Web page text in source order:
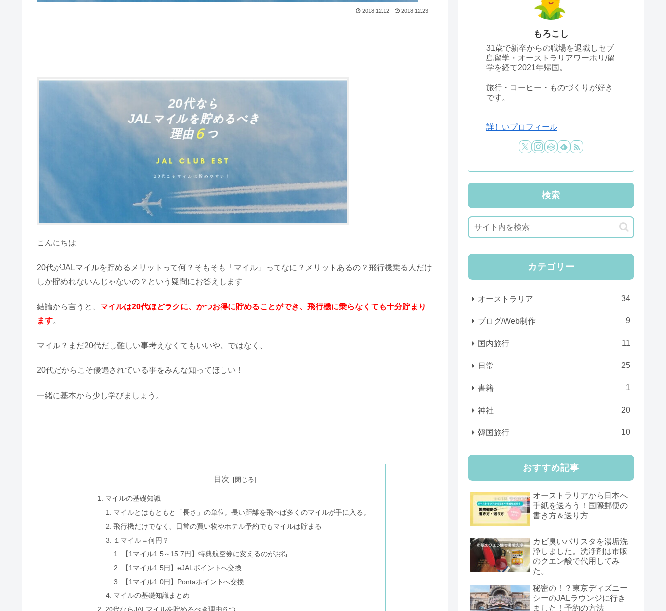
2018.12.12 2018.12.23
こんにちは
20代がJALマイルを貯めるメリットって何？そもそも「マイル」ってなに？メリットあるの？飛行機乗る人だけ
しか貯めれないんじゃないの？という疑問にお答えします
結論から言うと、 マイルは20代ほどラクに、かつお得に貯めることができ、飛行機に乗らなくても十分貯まり
ます。
マイル？まだ20代だし難しい事考えなくてもいいや。ではなく、
20代だからこそ優遇されている事をみんな知ってほしい！
一緒に基本から少し学びましょう。
目次
マイルの基礎知識
マイルとはもともと「長さ」の単位。長い距離を飛べば多くのマイルが手に入る。
飛行機だけでなく、日常の買い物やホテル予約でもマイルは貯まる
１マイル＝何円？
【1マイル1.5～15.7円】特典航空券に変えるのがお得
【1マイル1.5円】eJALポイントへ交換
【1マイル1.0円】Pontaポイントへ交換
マイルの基礎知識まとめ
20代ならJALマイルを貯めるべき理由６つ
もろこし
31歳で新卒からの職場を退職しセブ
島留学・オーストラリアワーホリ/留
学を経て2021年帰国。
旅行・コーヒー・ものづくりが好き
です。
詳しいプロフィール
検索
カテゴリー
オーストラリア 34
ブログ/Web制作 9
国内旅行 11
日常 25
書籍 1
神社 20
韓国旅行 10
おすすめ記事
オーストラリアから日本へ
手紙を送ろう！国際郵便の
書き方＆送り方
カビ臭いバリスタを湯垢洗
浄しました。洗浄剤は市販
のクエン酸で代用してみ
た。
秘密の！？東京ディズニー
シーのJALラウンジに行き
ました！予約の方法